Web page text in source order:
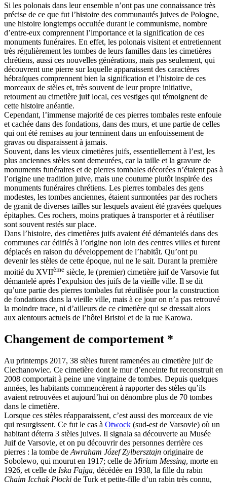
Si les polonais dans leur ensemble n’ont pas une connaissance très
précise de ce que fut l’histoire des communautés juives de Pologne,
une histoire longtemps occultée durant le communisme, nombre
d’entre-eux comprennent l’importance et la signification de ces
monuments funéraires. En effet, les polonais visitent et entretiennent
très régulièrement les tombes de leurs familles dans les cimetières
chrétiens, aussi ces nouvelles générations, mais pas seulement, qui
découvrent une pierre sur laquelle apparaissent des caractères
hébraïques comprennent bien la signification et l’histoire de ces
morceaux de stèles et, très souvent de leur propre initiative,
retournent au cimetière juif local, ces vestiges qui témoignent de
cette histoire anéantie.
Cependant, l’immense majorité de ces pierres tombales reste enfouie
et cachée dans des fondations, dans des murs, et une partie de celles
qui ont été remises au jour terminent dans un enfouissement de
gravas ou disparaissent à jamais.
Souvent, dans les vieux cimetières juifs, essentiellement à l’est, les
plus anciennes stèles sont demeurées, car la taille et la gravure de
monuments funéraires et de pierres tombales décorées n’étaient pas à
l’origine une tradition juive, mais une coutume plutôt inspirée des
monuments funéraires chrétiens. Les pierres tombales des gens
modestes, les tombes anciennes, étaient surmontées par des rochers
de granit de diverses tailles sur lesquels avaient été gravées quelques
épitaphes. Ces rochers, moins pratiques à transporter et à réutiliser
sont souvent restés sur place.
Dans l’histoire, des cimetières juifs avaient été démantelés dans des
communes car édifiés à l’origine non loin des centres villes et furent
déplacés en raison du développement de l’habitât. Qu’ont pu
devenir les stèles de cette époque, nul ne le sait. Durant la première
moitié du XVIIème siècle, le (premier) cimetière juif de Varsovie fut
démantelé après l’expulsion des juifs de la vieille ville. Il se dit
qu’une partie des pierres tombales fut réutilisée pour la construction
de fondations dans la vieille ville, mais à ce jour on n’a pas retrouvé
la moindre trace, ni d’ailleurs de ce cimetière qui se dressait alors
aux alentours actuels de l’hôtel Bristol et de la rue Karowa.
Changement de comportement *
Au printemps 2017, 38 stèles furent ramenées au cimetière juif de
Ciechanowiec. Ce cimetière dont le mur d’enceinte fut reconstruit en
2008 comportait à peine une vingtaine de tombes. Depuis quelques
années, les habitants commencèrent à rapporter des stèles qu’ils
avaient retrouvées et aujourd’hui on dénombre plus de 70 tombes
dans le cimetière.
Lorsque ces stèles réapparaissent, c’est aussi des morceaux de vie
qui resurgissent. Ce fut le cas à Otwock (sud-est de Varsovie) où un
habitant déterra 3 stèles juives. Il signala sa découverte au Musée
Juif de Varsovie, et on pu découvrir des personnes derrière ces
pierres : la tombe de Awraham Józef Zylbersztajn originaire de
Sobolewo, qui mourut en 1917; celle de Miriam Messing, morte en
1926, et celle de Iska Fajga, décédée en 1938, la fille du rabin
Chaim Icchak Płocki de Turk et petite-fille d’un rabin très connu,